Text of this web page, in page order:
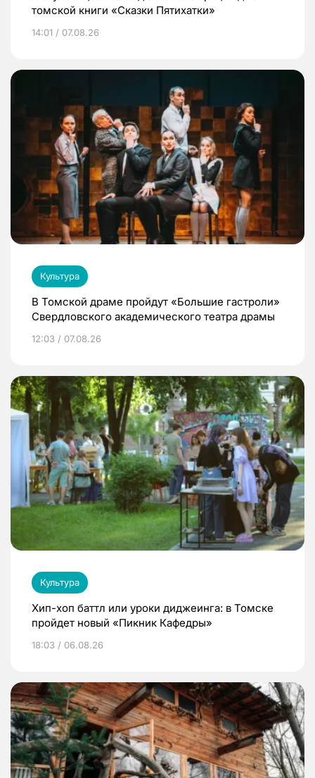
томской книги «Сказки Пятихатки»
14:01 / 07.08.26
Культура
В Томской драме пройдут «Большие гастроли»
Свердловского академического театра драмы
12:03 / 07.08.26
Культура
Хип-хоп баттл или уроки диджеинга: в Томске
пройдет новый «Пикник Кафедры»
18:03 / 06.08.26